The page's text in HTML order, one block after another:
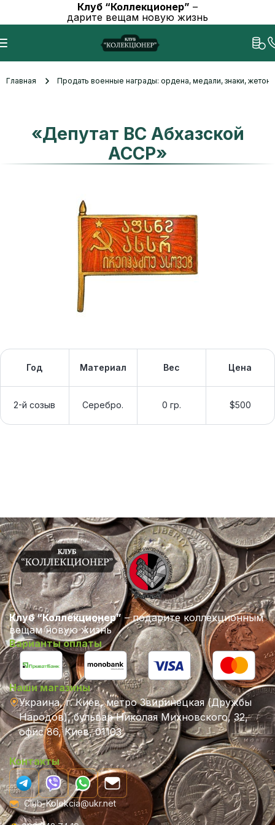
Клуб “Коллекционер” –
дарите вещам новую жизнь
Главная Продать военные награды: ордена, медали, знаки,
«Депутат ВС Абхазской
АССР»
Год Материал Вес Цена
2-й созыв Серебро. 0 гр. $500
Клуб “Коллекционер” – подарите коллекционным
вещам новую жизнь
Варианты оплаты
Наши магазины
Украина, г. Киев, метро Звиринецкая (Дружбы
Народов), бульвар Николая Михновского, 32,
офис 86, Киев, 01103
Контакты
Club-Kolekcia@ukr.net